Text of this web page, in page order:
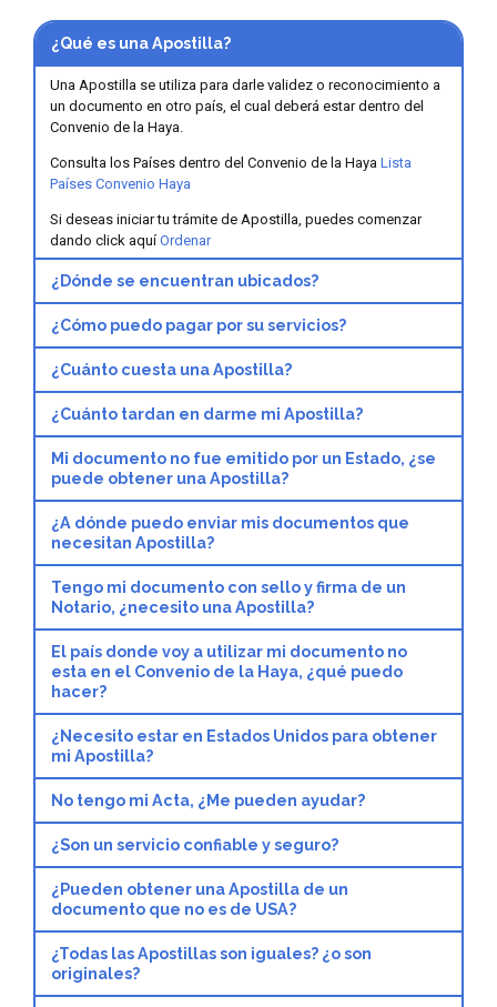
¿Qué es una Apostilla?
Una Apostilla se utiliza para darle validez o reconocimiento a
un documento en otro país, el cual deberá estar dentro del
Convenio de la Haya.
Consulta los Países dentro del Convenio de la Haya Lista
Países Convenio Haya
Si deseas iniciar tu trámite de Apostilla, puedes comenzar
dando click aquíOrdenar
¿Dónde se encuentran ubicados?
¿Cómo puedo pagar por su servicios?
¿Cuánto cuesta una Apostilla?
¿Cuánto tardan en darme mi Apostilla?
Mi documento no fue emitido por un Estado, ¿se
puede obtener una Apostilla?
¿A dónde puedo enviar mis documentos que
necesitan Apostilla?
Tengo mi documento con sello y firma de un
Notario, ¿necesito una Apostilla?
El país donde voy a utilizar mi documento no
esta en el Convenio de la Haya, ¿qué puedo
hacer?
¿Necesito estar en Estados Unidos para obtener
mi Apostilla?
No tengo mi Acta, ¿Me pueden ayudar?
¿Son un servicio confiable y seguro?
¿Pueden obtener una Apostilla de un
documento que no es de USA?
¿Todas las Apostillas son iguales? ¿o son
originales?